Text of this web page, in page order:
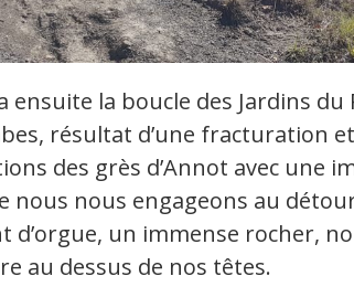
ensuite la boucle des Jardins
résultat d’une fracturation
des grès d’Annot avec une
nous nous engageons au
d’orgue, un immense rocher,
au dessus de nos têtes.